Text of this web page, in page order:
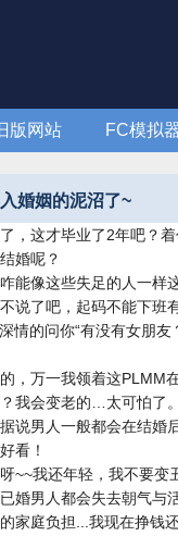
旧版网站 FC模拟
婚姻的泥沼了~
，这才毕业了2年吧？着
婚呢？
能像这些失足的人一样
说了吧，起码不能下班
情的问你“有没有女朋
，万一我领着这PLMM
我会变老的…太可怕了。
说男人一般都会在结婚
看！
~~我还年轻，我不要变
婚男人都会失去朝气与
家庭负担...我现在挣钱